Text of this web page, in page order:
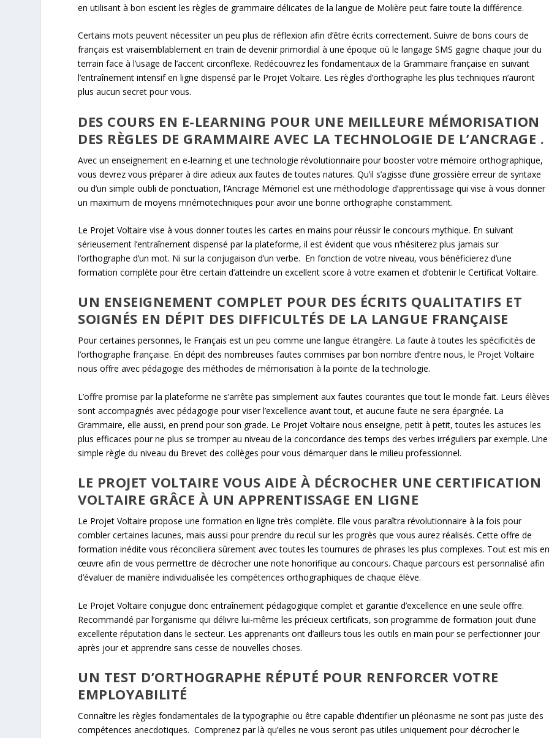
en utilisant à bon escient les règles de grammaire délicates de la langue de Molière peut faire toute la différence.
Certains mots peuvent nécessiter un peu plus de réflexion afin d’être écrits correctement. Suivre de bons cours de
français est vraisemblablement en train de devenir primordial à une époque où le langage SMS gagne chaque jour du
terrain face à l’usage de l’accent circonflexe. Redécouvrez les fondamentaux de la Grammaire française en suivant
l’entraînement intensif en ligne dispensé par le Projet Voltaire. Les règles d’orthographe les plus techniques n’auront
plus aucun secret pour vous.
DES COURS EN E-LEARNING POUR UNE MEILLEURE MÉMORISATION
DES RÈGLES DE GRAMMAIRE AVEC LA TECHNOLOGIE DE L’ANCRAGE .
Avec un enseignement en e-learning et une technologie révolutionnaire pour booster votre mémoire orthographique,
vous devrez vous préparer à dire adieux aux fautes de toutes natures. Qu’il s’agisse d’une grossière erreur de syntaxe
ou d’un simple oubli de ponctuation, l’Ancrage Mémoriel est une méthodologie d’apprentissage qui vise à vous donner
un maximum de moyens mnémotechniques pour avoir une bonne orthographe constamment.
Le Projet Voltaire vise à vous donner toutes les cartes en mains pour réussir le concours mythique. En suivant
sérieusement l’entraînement dispensé par la plateforme, il est évident que vous n’hésiterez plus jamais sur
l’orthographe d’un mot. Ni sur la conjugaison d’un verbe. En fonction de votre niveau, vous bénéficierez d’une
formation complète pour être certain d’atteindre un excellent score à votre examen et d’obtenir le Certificat Voltaire.
UN ENSEIGNEMENT COMPLET POUR DES ÉCRITS QUALITATIFS ET
SOIGNÉS EN DÉPIT DES DIFFICULTÉS DE LA LANGUE FRANÇAISE
Pour certaines personnes, le Français est un peu comme une langue étrangère. La faute à toutes les spécificités de
l’orthographe française. En dépit des nombreuses fautes commises par bon nombre d’entre nous, le Projet Voltaire
nous offre avec pédagogie des méthodes de mémorisation à la pointe de la technologie.
L’offre promise par la plateforme ne s’arrête pas simplement aux fautes courantes que tout le monde fait. Leurs
sont accompagnés avec pédagogie pour viser l’excellence avant tout, et aucune faute ne sera épargnée. La
Grammaire, elle aussi, en prend pour son grade. Le Projet Voltaire nous enseigne, petit à petit, toutes les astuces les
plus efficaces pour ne plus se tromper au niveau de la concordance des temps des verbes irréguliers par exemple. Une
simple règle du niveau du Brevet des collèges pour vous démarquer dans le milieu professionnel.
LE PROJET VOLTAIRE VOUS AIDE À DÉCROCHER UNE CERTIFICATION
VOLTAIRE GRÂCE À UN APPRENTISSAGE EN LIGNE
Le Projet Voltaire propose une formation en ligne très complète. Elle vous paraîtra révolutionnaire à la fois pour
combler certaines lacunes, mais aussi pour prendre du recul sur les progrès que vous aurez réalisés. Cette offre de
formation inédite vous réconciliera sûrement avec toutes les tournures de phrases les plus complexes. Tout est mis
œuvre afin de vous permettre de décrocher une note honorifique au concours. Chaque parcours est personnalisé afin
d’évaluer de manière individualisée les compétences orthographiques de chaque élève.
Le Projet Voltaire conjugue donc entraînement pédagogique complet et garantie d’excellence en une seule offre.
Recommandé par l’organisme qui délivre lui-même les précieux certificats, son programme de formation jouit d’une
excellente réputation dans le secteur. Les apprenants ont d’ailleurs tous les outils en main pour se perfectionner jour
après jour et apprendre sans cesse de nouvelles choses.
UN TEST D’ORTHOGRAPHE RÉPUTÉ POUR RENFORCER VOTRE
EMPLOYABILITÉ
Connaître les règles fondamentales de la typographie ou être capable d’identifier un pléonasme ne sont pas juste des
compétences anecdotiques. Comprenez par là qu’elles ne vous seront pas utiles uniquement pour décrocher le